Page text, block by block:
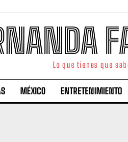
Lo que tienes que
MÉXICO ENTRETENIMIENTO